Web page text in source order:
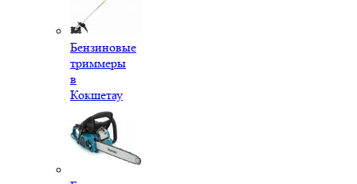
Бензиновые
триммеры
в
Кокшетау